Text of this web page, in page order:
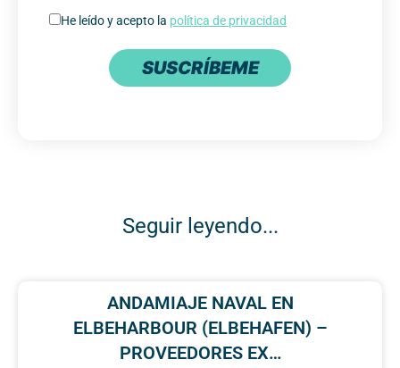
He leído y acepto la política de privacidad
SUSCRÍBEME
Seguir leyendo...
ANDAMIAJE NAVAL EN
ELBEHARBOUR (ELBEHAFEN) –
PROVEEDORES EX…